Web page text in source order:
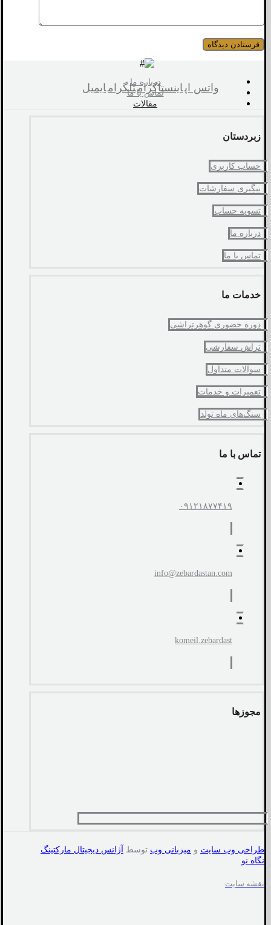
درباره ما
تماس با ما
مقالات
واتس اپاینستاگرامتلگرامایمیل
زبردستان
حساب کاربری
پیگیری سفارشات
تسویه حساب
درباره ما
تماس با ما
خدمات ما
دوره حضوری گوهرتراشی
تراش سفارشی
سوالات متداول
تعمیرات و خدمات
سنگ‌های ماه تولد
تماس با ما
۰۹۱۲۱۸۷۷۴۱۹
info@zebardastan.com
komeil.zebardast
مجوزها
طراحی وب سایت و میزبانی وب توسط آژانس دیجیتال مارکتینگ
نگاه نو
نقشه سایت